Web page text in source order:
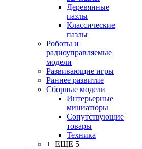
Деревянные
пазлы
Классические
пазлы
Роботы и
радиоуправляемые
модели
Развивающие игры
Раннее развитие
Сборные модели
Интерьерные
миниатюры
Сопутствующие
товары
Техника
+ ЕЩЕ 5